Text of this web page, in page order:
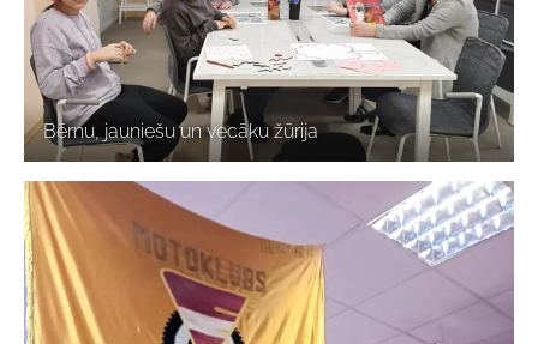
Bērnu, jauniešu un vecāku žūrija